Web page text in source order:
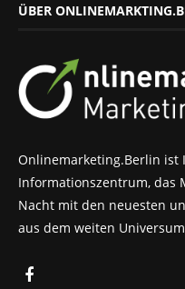
ÜBER
Onlinemarketing.Berlin ist
Informationszentrum, das
Nacht mit den neuesten
aus dem weiten